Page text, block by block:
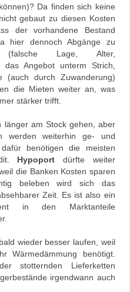
Da finden sich keine
gebaut zu diesen Kosten
der vorhandene Bestand
hier dennoch Abgänge zu
(falsche Lage, Alter,
das Angebot unterm Strich,
(auch durch Zuwanderung)
die Mieten weiter an, was
stärker trifft.
länger am Stock gehen, aber
werden weiterhin ge- und
benötigen die meisten
Hypoport dürfte weiter
die Banken Kosten sparen
beleben wird sich das
Zeit. Es ist also ein
in den Marktanteile
wieder besser laufen, weil
Wärmedämmung benötigt.
stotternden Lieferketten
irgendwann auch